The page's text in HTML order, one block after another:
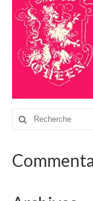
fashion
logos
illustrations
drawings
websites
bio
contact
Rechercher